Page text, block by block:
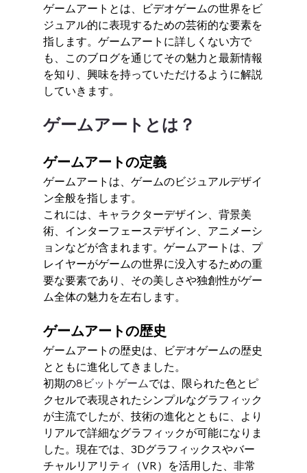
ゲームアートとは、ビデオゲームの世界をビ
ジュアル的に表現するための芸術的な要素を
指します。ゲームアートに詳しくない方で
も、このブログを通じてその魅力と最新情報
を知り、興味を持っていただけるように解説
していきます。
ゲームアートとは？
ゲームアートの定義
ゲームアートは、ゲームのビジュアルデザイ
ン全般を指します。
これには、キャラクターデザイン、背景美
術、インターフェースデザイン、アニメーシ
ョンなどが含まれます。ゲームアートは、プ
レイヤーがゲームの世界に没入するための重
要な要素であり、その美しさや独創性がゲー
ム全体の魅力を左右します。
ゲームアートの歴史
ゲームアートの歴史は、ビデオゲームの歴史
とともに進化してきました。
初期の8ビットゲームでは、限られた色とピ
クセルで表現されたシンプルなグラフィック
が主流でしたが、技術の進化とともに、より
リアルで詳細なグラフィックが可能になりま
した。現在では、3Dグラフィックスやバー
チャルリアリティ（VR）を活用した、非常